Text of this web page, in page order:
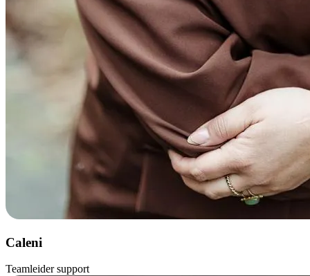
Caleni
Teamleider support